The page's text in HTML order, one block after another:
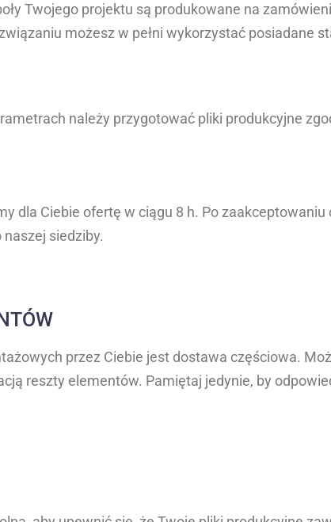
Twojego projektu są produkowane na
możesz w pełni wykorzystać posiadane
należy przygotować pliki produkcyjne
dla Ciebie ofertę w ciągu 8 h. Po
siedziby.
przez Ciebie jest dostawa częściowa.
reszty elementów. Pamiętaj jedynie, by